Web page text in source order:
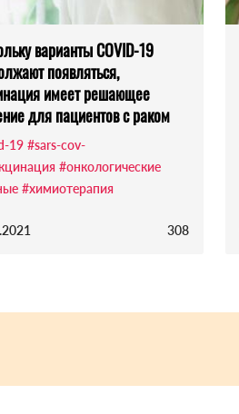
варианты COVID-19
появляться,
имеет решающее
для пациентов с раком
19 #sars-cov-
#онкологические
#химиотерапия
308